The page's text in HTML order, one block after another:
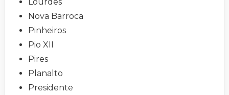
Nova Barroca
Pinheiros
Pio XII
Pires
Planalto
Presidente